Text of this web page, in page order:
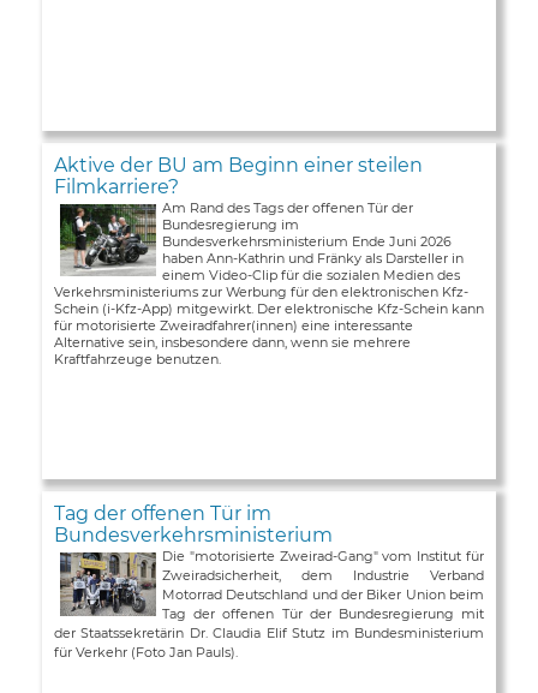
Aktive der BU am Beginn einer steilen
Filmkarriere?
Am Rand des Tags der offenen Tür der
Bundesregierung im
Bundesverkehrsministerium Ende Juni 2026
haben Ann-Kathrin und Fränky als Darsteller in
einem Video-Clip für die sozialen Medien des
Verkehrsministeriums zur Werbung für den elektronischen Kfz-
Schein (i-Kfz-App) mitgewirkt. Der elektronische Kfz-Schein kann
für motorisierte Zweiradfahrer(innen) eine interessante
Alternative sein, insbesondere dann, wenn sie mehrere
Kraftfahrzeuge benutzen.
Tag der offenen Tür im
Bundesverkehrsministerium
Die "motorisierte Zweirad-Gang" vom Institut für
Zweiradsicherheit, dem Industrie Verband
Motorrad Deutschland und der Biker Union beim
Tag der offenen Tür der Bundesregierung mit
der Staatssekretärin Dr. Claudia Elif Stutz im Bundesministerium
für Verkehr (Foto Jan Pauls).